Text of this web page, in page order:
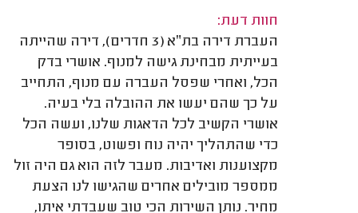
חוות דעת:
העברת דירה בת״א (3 חדרים), דירה שהייתה
בעייתית מבחינת גישה למנוף. אושרי בדק
הכל, ואחרי שפסל העברה עם מנוף, התחייב
על כך שהם יעשו את ההובלה בלי בעיה.
אושרי הקשיב לכל הדאגות שלנו, ועשה הכל
כדי שהתהליך יהיה נוח ופשוט, בסופר
מקצוענות ואדיבות. מעבר לזה הוא גם היה זול
ממספר מובילים אחרים שהגישו לנו הצעת
מחיר. נותן השירות הכי טוב שעבדתי איתו,